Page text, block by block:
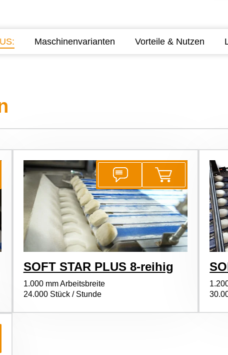
Maschinenvarianten Vorteile & Nutzen
SOFT STAR PLUS 8-reihig
1.000 mm Arbeitsbreite
24.000 Stück / Stunde